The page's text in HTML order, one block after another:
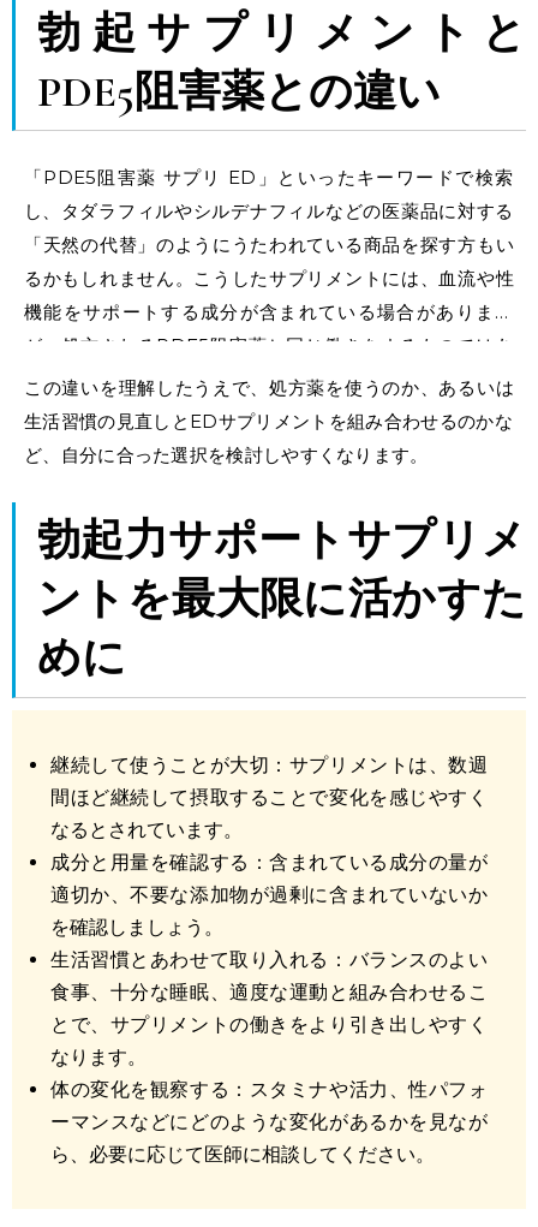
勃起サプリメントと
PDE5阻害薬との違い
「PDE5阻害薬 サプリ
ED」といったキーワードで検索
し、
タダラフィルやシルデナフィルなどの医薬品に対する
「天然の代替」のようにうたわれている商品を探す方もい
るかもしれません。こうしたサプリメントには、血流や性
機能をサポートする成分が含まれている場合があります
が、処方されるPDE5阻害薬と同じ働きをするものではあ
りません。
この違いを理解したうえで、処方薬を使うのか、あるいは
生活習慣の見直しとEDサプリメントを組み合わせるのかな
ど、自分に合った選択を検討しやすくなります。
勃起力サポートサプリメ
ントを最大限に活かすた
めに
継続して使うことが大切：サプリメントは、数週
間ほど継続して摂取することで変化を感じやすく
なるとされています。
成分と用量を確認する：含まれている成分の量が
適切か、不要な添加物が過剰に含まれていないか
を確認しましょう。
生活習慣とあわせて取り入れる：バランスのよい
食事、十分な睡眠、適度な運動と組み合わせるこ
とで、サプリメントの働きをより引き出しやすく
なります。
体の変化を観察する：スタミナや活力、性パフォ
ーマンスなどにどのような変化があるかを見なが
ら、必要に応じて医師に相談してください。